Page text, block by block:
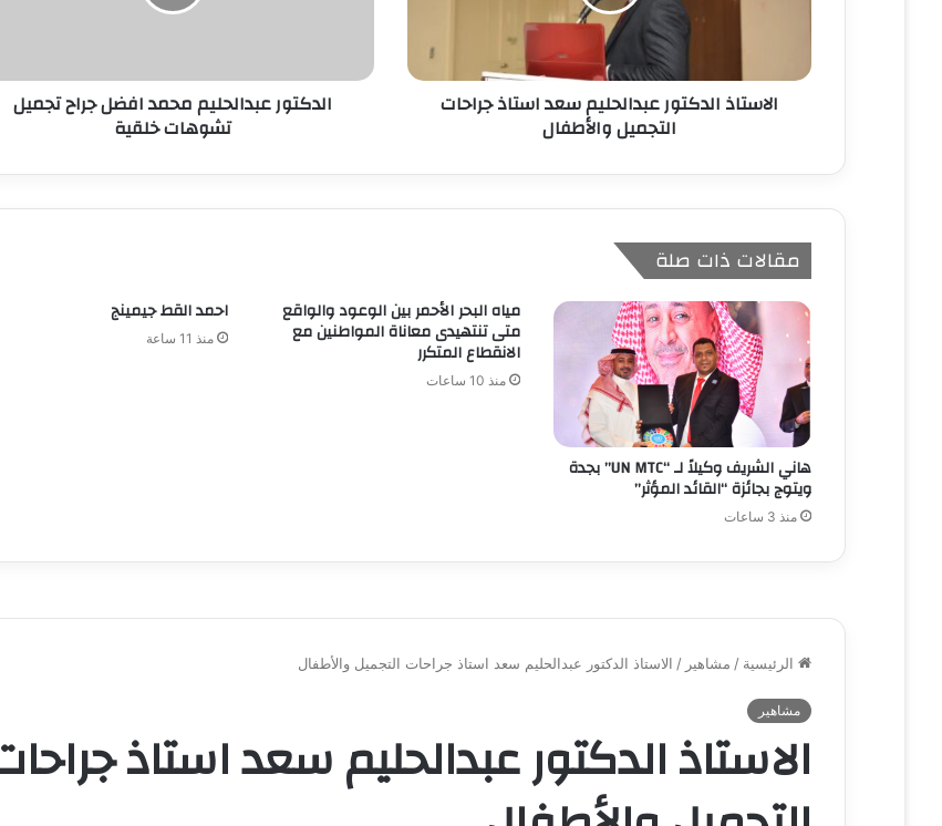
الاستاذ الدكتور عبدالحليم سعد استاذ جراحات
التجميل والأطفال
الدكتور عبدالحليم محمد افضل جراح تجميل
تشوهات خلقية
مقالات ذات صلة
هاني الشريف وكيلاً لـ “UN MTC” بجدة
ويتوج بجائزة “القائد المؤثر”
منذ 3 ساعات
مياه البحر الأحمر بين الوعود والواقع
متى تنتهيدى معاناة المواطنين مع
الانقطاع المتكرر
منذ 10 ساعات
احمد القط جيمينج
منذ 11 ساعة